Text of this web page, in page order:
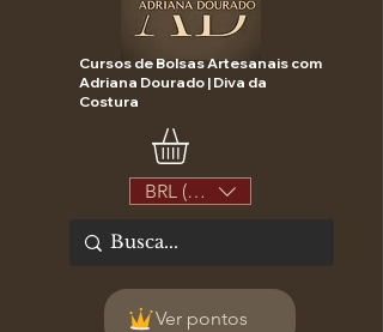
Cursos de Bolsas Artesanais com
Adriana Dourado | Diva da
Costura
BRL (R$)
Ver pontos